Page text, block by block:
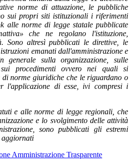
norme di attuazione, le pubbliche
sui propri siti istituzionali i riferimenti
alle norme di legge statale pubblicate
che ne regolano l'istituzione,
Sono altresì pubblicati le direttive, le
emanati dall'amministrazione e
sulla organizzazione, sulle
procedimenti ovvero nei quali si
di norme giuridiche che le riguardano o
l'applicazione di esse, ivi compresi i
e alle norme di legge regionali, che
e lo svolgimento delle attività
sono pubblicati gli estremi
aggiornati
Amministrazione Trasparente